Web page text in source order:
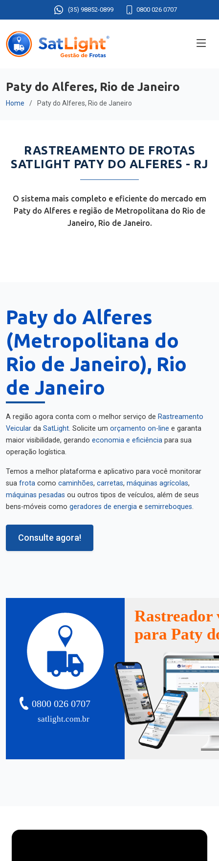
(35) 98852-0899 0800 026 0707
Paty do Alferes, Rio de Janeiro
Home Paty do Alferes, Rio de Janeiro
RASTREAMENTO DE FROTAS
SATLIGHT PATY DO ALFERES - RJ
O sistema mais completo e eficiente do mercado em
Paty do Alferes e região de Metropolitana do Rio de
Janeiro, Rio de Janeiro.
Paty do Alferes
(Metropolitana do
Rio de Janeiro), Rio
de Janeiro
A região agora conta com o melhor serviço de Rastreamento
Veicular da SatLight. Solicite um orçamento on-line e garanta
maior visibilidade, gerando economia e eficiência para sua
operação logística.
Temos a melhor plataforma e aplicativo para você monitorar
sua frota como caminhões, carretas, máquinas agrícolas,
máquinas pesadas ou outros tipos de veículos, além de seus
bens-móveis como geradores de energia e semirreboques.
Consulte agora!
satlight.com.br
0800 026 0707
Rastreador
para Paty